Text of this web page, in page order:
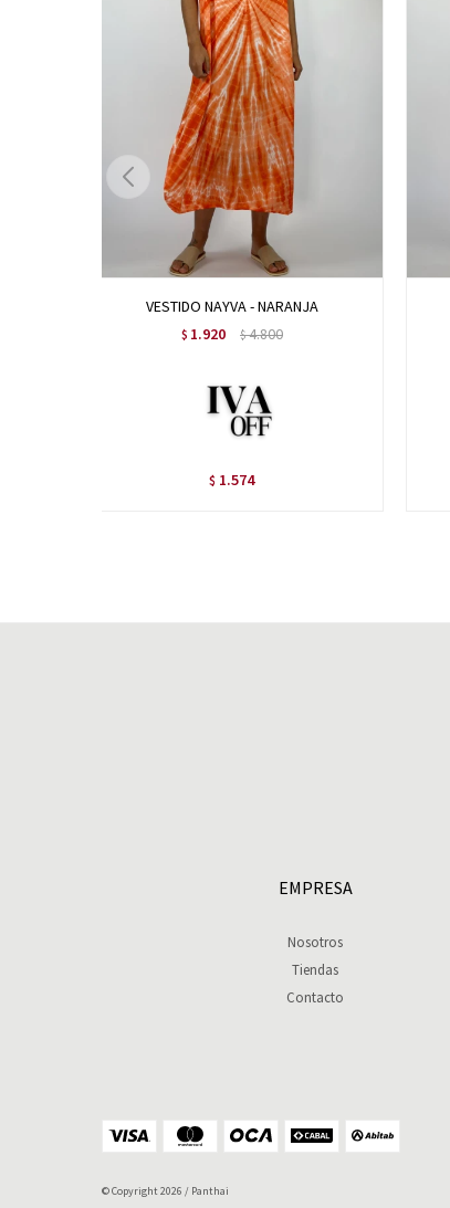
VESTIDO NAYVA - NARANJA
$ 1.920 $4.800
$ 1.574
EMPRESA
Nosotros
Tiendas
Contacto
© Copyright 2026 / Panthai